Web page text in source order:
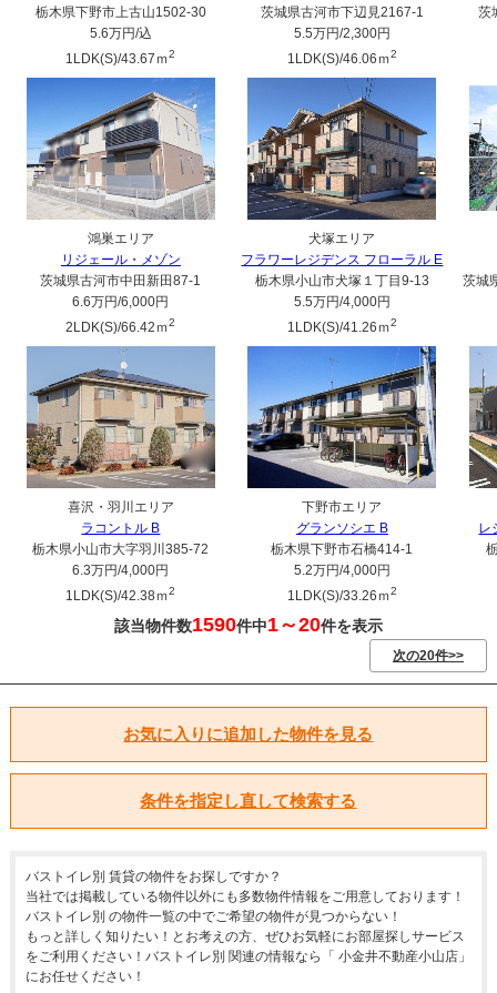
栃木県下野市上古山1502-30
5.6万円/込
1LDK(S)/43.67ｍ2
茨城県古河市下辺見2167-1
5.5万円/2,300円
1LDK(S)/46.06ｍ2
茨
鴻巣エリア
リジェール・メゾン
茨城県古河市中田新田87-1
6.6万円/6,000円
2LDK(S)/66.42ｍ2
犬塚エリア
フラワーレジデンス フローラル E
栃木県小山市犬塚１丁目9-13
5.5万円/4,000円
1LDK(S)/41.26ｍ2
茨城
喜沢・羽川エリア
ラコントル B
栃木県小山市大字羽川385-72
6.3万円/4,000円
1LDK(S)/42.38ｍ2
下野市エリア
グランソシエ B
栃木県下野市石橋414-1
5.2万円/4,000円
1LDK(S)/33.26ｍ2
レ
該当物件数1590件中1～20件を表示
次の20件>>
お気に入りに追加した物件を見る
条件を指定し直して検索する
バストイレ別 賃貸の物件をお探しですか？
当社では掲載している物件以外にも多数物件情報をご用意しております！
バストイレ別 の物件一覧の中でご希望の物件が見つからない！
もっと詳しく知りたい！とお考えの方、ぜひお気軽にお部屋探しサービス
をご利用ください！バストイレ別 関連の情報なら「 小金井不動産小山店」
にお任せください！